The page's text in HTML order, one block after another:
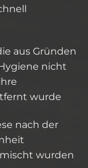
aus Gründen
nicht
wurde
nach der
wurden